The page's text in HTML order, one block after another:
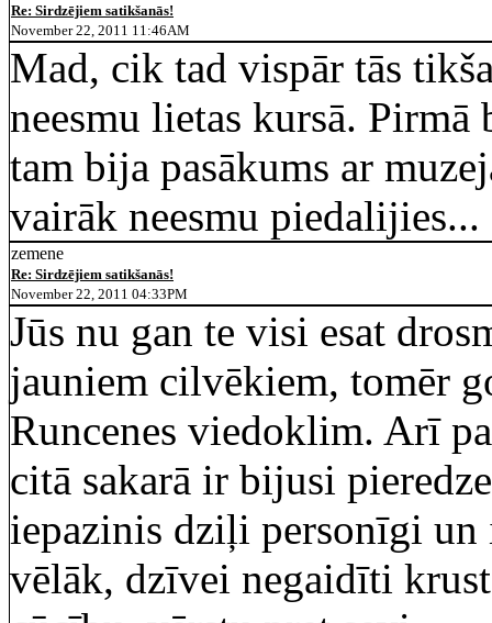
Re: Sirdzējiem satikšanās!
November 22, 2011 11:46AM
Mad, cik tad vispār tās
neesmu lietas kursā.
tam bija pasākums ar
vairāk neesmu piedalijies...
zemene
Re: Sirdzējiem satikšanās!
November 22, 2011 04:33PM
Jūs nu gan te visi esat
jauniem cilvēkiem, tomēr
Runcenes viedoklim. Arī
citā sakarā ir bijusi
iepazinis dziļi personīgi
vēlāk, dzīvei negaidīti